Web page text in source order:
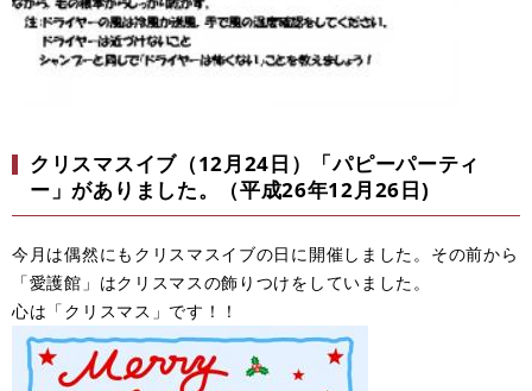
クリスマスイブ（12月24日）「パピーパーティ
ー」がありました。（平成26年12月26日)
今月は偶然にもクリスマスイブの日に開催しました。その前から
「愛護館」はクリスマスの飾りつけをしていました。
心は「クリスマス」です！！